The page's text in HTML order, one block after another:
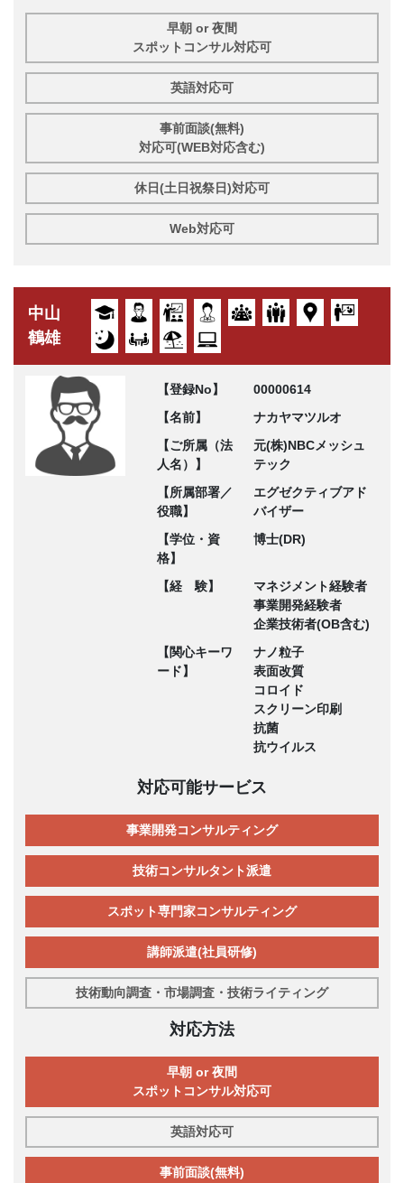
早朝 or 夜間
スポットコンサル対応可
英語対応可
事前面談(無料)
対応可(WEB対応含む)
休日(土日祝祭日)対応可
Web対応可
中山
鶴雄
【登録No】
00000614
【名前】
ナカヤマツルオ
【ご所属（法
人名）】
元(株)NBCメッシュ
テック
【所属部署／
役職】
エグゼクティブアド
バイザー
【学位・資
格】
博士(DR)
【経 験】
マネジメント経験者
事業開発経験者
企業技術者(OB含む)
【関心キーワ
ード】
ナノ粒子
表面改質
コロイド
スクリーン印刷
抗菌
抗ウイルス
対応可能サービス
事業開発コンサルティング
技術コンサルタント派遣
スポット専門家コンサルティング
講師派遣(社員研修)
技術動向調査・市場調査・技術ライティング
対応方法
早朝 or 夜間
スポットコンサル対応可
英語対応可
事前面談(無料)